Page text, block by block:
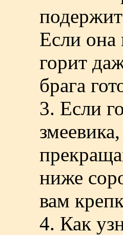
Если она
горит
брага
3. Если
ниже
вам
4. Как